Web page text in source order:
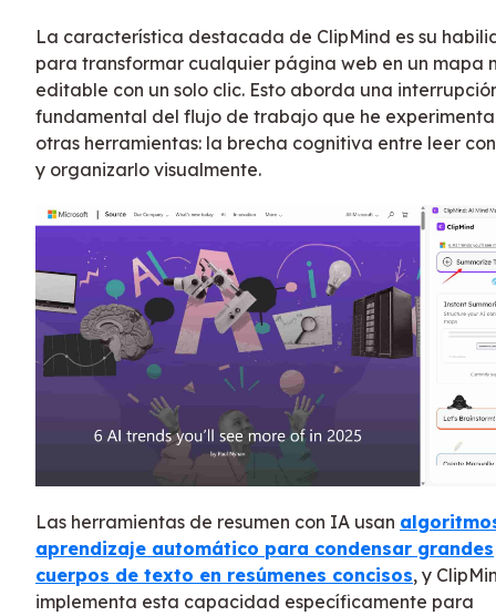
La característica destacada de ClipMind es su
para transformar cualquier página web en un mapa
editable con un solo clic. Esto aborda una
fundamental del flujo de trabajo que he
otras herramientas: la brecha cognitiva entre leer
y organizarlo visualmente.
Las herramientas de resumen con IA usan
aprendizaje automático para condensar grandes
cuerpos de texto en resúmenes concisos, y
implementa esta capacidad específicamente para